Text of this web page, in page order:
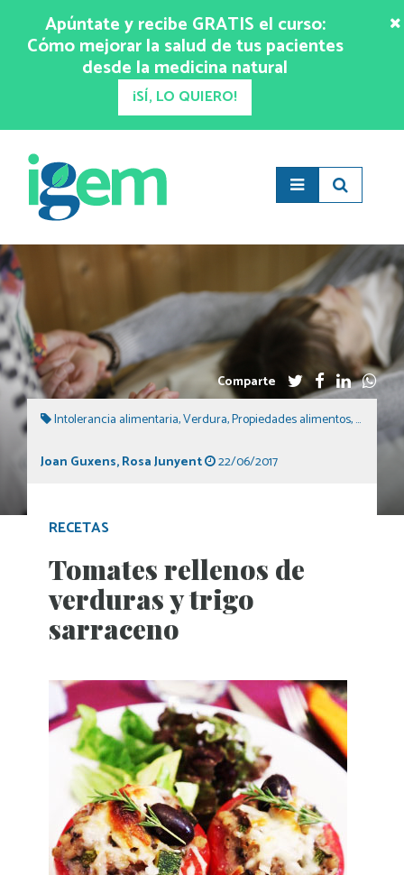
Apúntate y recibe GRATIS el curso:
Cómo mejorar la salud de tus pacientes
desde la medicina natural
¡SÍ, LO QUIERO!
Comparte
Intolerancia alimentaria,Verdura,Propiedades alimentos,Dieta
Joan Guxens,Rosa Junyent 22/06/2017
RECETAS
Tomates rellenos de
verduras y trigo
sarraceno